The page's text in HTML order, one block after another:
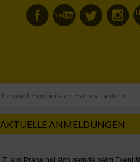
AKTUELLE ANMELDUNGEN